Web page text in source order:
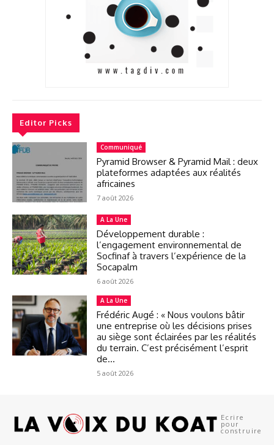
Editor Picks
Communiqué
Pyramid Browser & Pyramid Mail : deux
plateformes adaptées aux réalités
africaines
7 août 2026
A La Une
Développement durable :
l’engagement environnemental de
Socfinaf à travers l’expérience de la
Socapalm
6 août 2026
A La Une
Frédéric Augé : « Nous voulons bâtir
une entreprise où les décisions prises
au siège sont éclairées par les réalités
du terrain. C’est précisément l’esprit
de...
5 août 2026
Ecrire
pour
construire